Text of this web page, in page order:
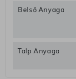
Belső Anyaga
Talp Anyaga